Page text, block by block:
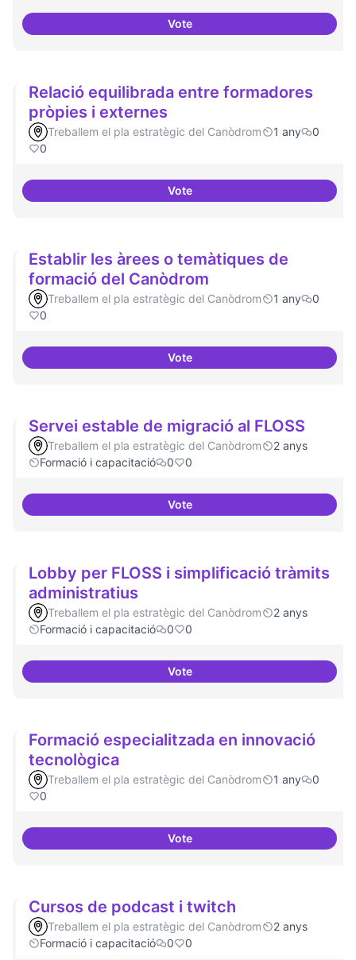
VoteFormacions en la
Relació equilibrada entre formadores
pròpies i externes
Treballem el pla estratègic del Canòdrom 1 any
0
0
VoteRelació equilibrada entre
Establir les àrees o temàtiques de
formació del Canòdrom
Treballem el pla estratègic del Canòdrom 1 any
0
0
VoteEstablir les àrees o temàtiques
Servei estable de migració al FLOSS
Treballem el pla estratègic del Canòdrom
2 anys
Formació i capacitació
0 0
VoteServei estable de migració al
Lobby per FLOSS i simplificació tràmits
administratius
Treballem el pla estratègic del Canòdrom
2 anys
Formació i capacitació
0 0
VoteLobby per FLOSS i
Formació especialitzada en innovació
tecnològica
Treballem el pla estratègic del Canòdrom 1 any
0
0
VoteFormació especialitzada en
Cursos de podcast i twitch
Treballem el pla estratègic del Canòdrom
2 anys
Formació i capacitació
0 0